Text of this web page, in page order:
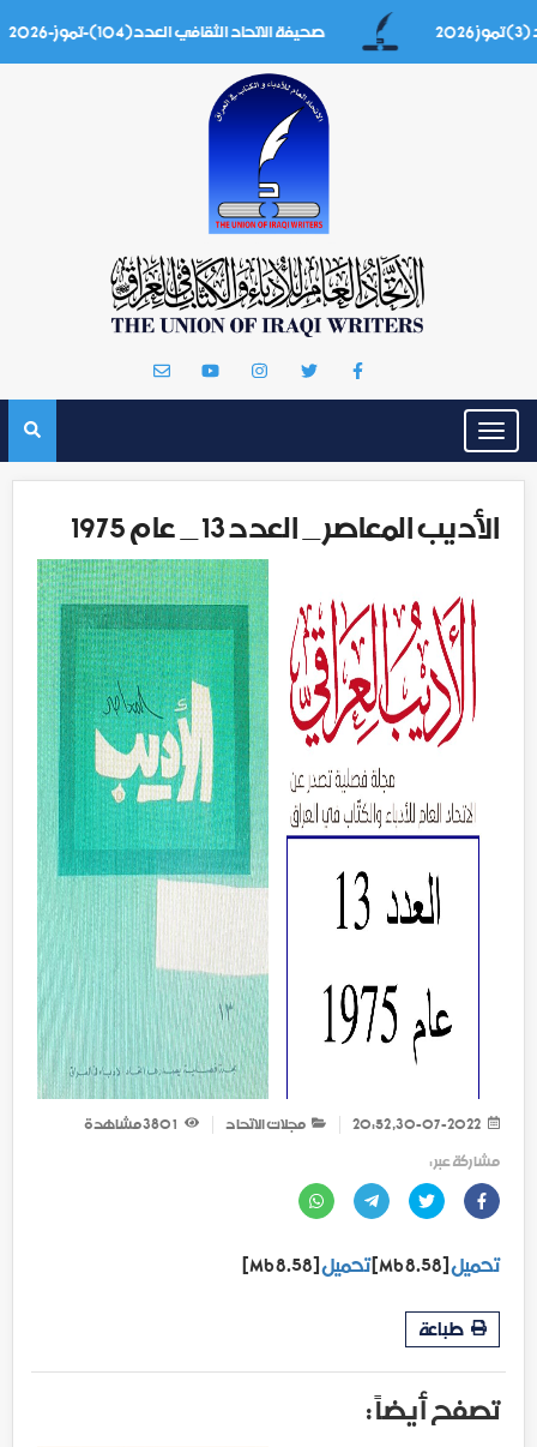
صحيفة الاتحاد الثقافي العدد(104)-تموز-2026
Toggle
navigation
الأديب المعاصر _ العدد 13 _ عام 1975
مجلات الاتحاد
مشاهدة
مشاركة عبر :
تحميل[8.58 Mb] تحميل[8.58 Mb]
طباعة
تصفح أيضاً :